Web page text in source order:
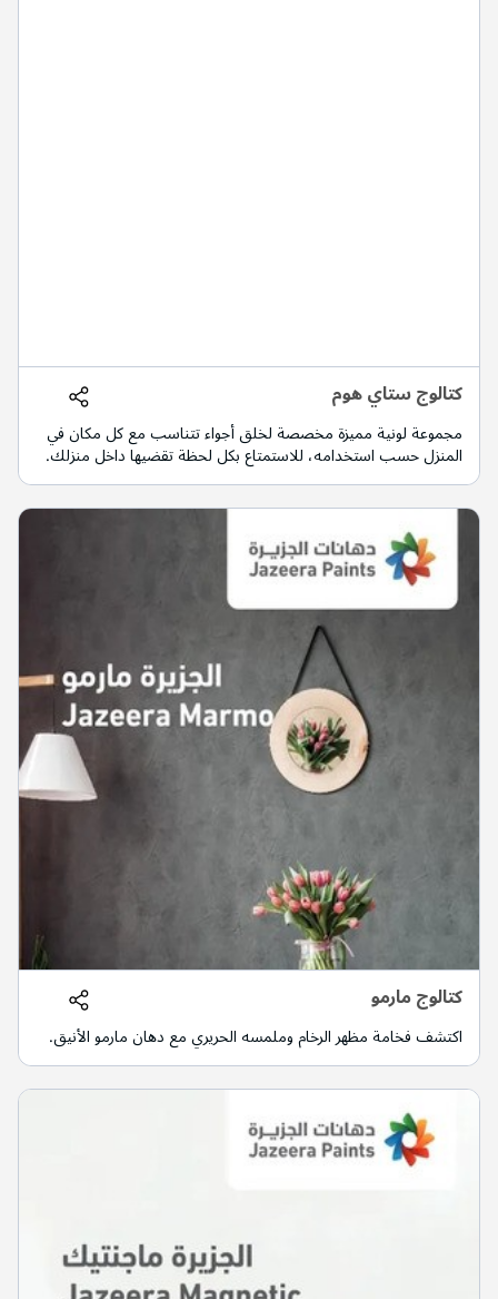
كتالوج ستاي هوم
مجموعة لونية مميزة مخصصة لخلق أجواء تتناسب مع كل مكان في
المنزل حسب استخدامه، للاستمتاع بكل لحظة تقضيها داخل منزلك.
كتالوج مارمو
اكتشف فخامة مظهر الرخام وملمسه الحريري مع دهان مارمو الأنيق.